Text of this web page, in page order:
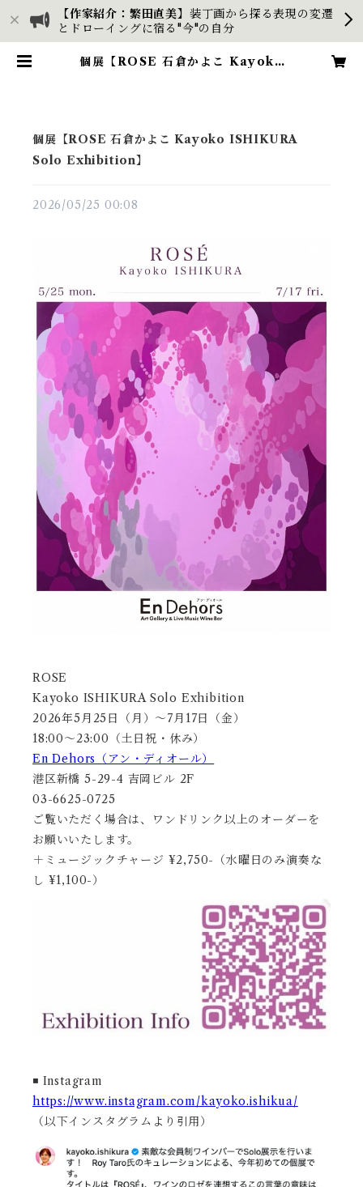
【作家紹介：繁田直美】 装丁画から探る表現の変遷
とドローイングに宿る"今"の自分
個展【ROSE 石倉かよこ Kayoko
個展【ROSE 石倉かよこ Kayoko ISHIKURA
Solo Exhibition】
2026/05/25 00:08
ROSE
Kayoko ISHIKURA Solo Exhibition
2026年5月25日（月）〜7月17日（金）
18:00〜23:00（土日祝・休み）
En Dehors（アン・ディオール）
港区新橋 5-29-4 吉岡ビル 2F
03-6625-0725
ご覧いただく場合は、ワンドリンク以上のオーダーを
お願いいたします。
＋ミュージックチャージ ¥2,750-（水曜日のみ演奏な
し ¥1,100-）
◾️ Instagram
https://www.instagram.com/kayoko.ishikua/
（以下インスタグラムより引用）